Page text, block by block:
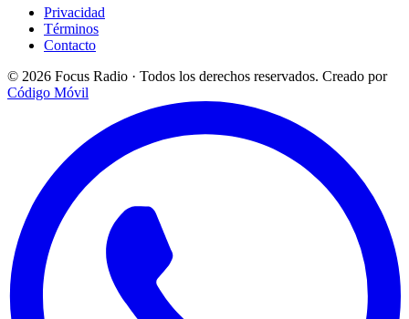
Privacidad
Términos
Contacto
© 2026 Focus Radio · Todos los derechos reservados. Creado por
Código Móvil